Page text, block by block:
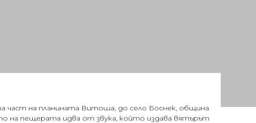
част на планината Витоша, до село Боснек, община
на пещерата идва от звука, който издава вятърът